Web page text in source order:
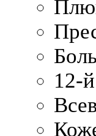
12-